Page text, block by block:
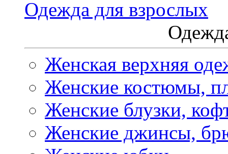
Одежда для взрослых
Женская верхняя
Женские костюмы,
Женские блузки,
Женские джинсы,